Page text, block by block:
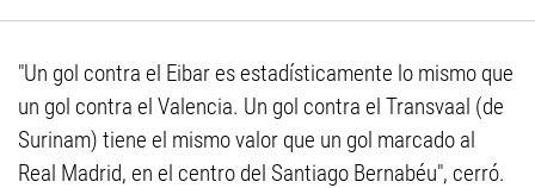
"Un gol contra el Eibar es estadísticamente lo mismo que
un gol contra el Valencia. Un gol contra el Transvaal (de
Surinam) tiene el mismo valor que un gol marcado al
Real Madrid, en el centro del Santiago Bernabéu", cerró.